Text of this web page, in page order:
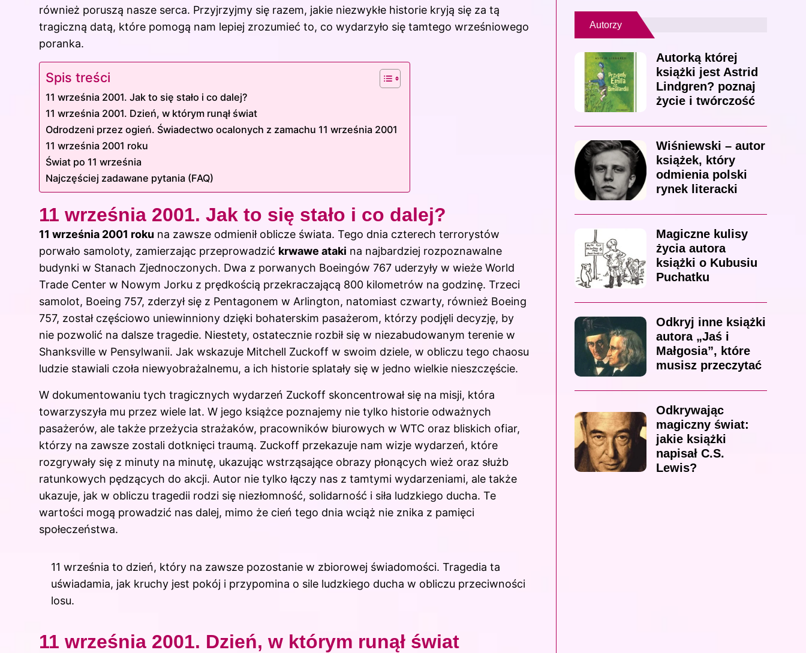
również poruszą nasze serca. Przyjrzyjmy się razem, jakie niezwykłe historie kryją się za tą
tragiczną datą, które pomogą nam lepiej zrozumieć to, co wydarzyło się tamtego wrześniowego
poranka.
Spis treści
11 września 2001. Jak to się stało i co dalej?
11 września 2001. Dzień, w którym runął świat
Odrodzeni przez ogień. Świadectwo ocalonych z zamachu 11 września 2001
11 września 2001 roku
Świat po 11 września
Najczęściej zadawane pytania (FAQ)
11 września 2001. Jak to się stało i co dalej?
11 września 2001 roku na zawsze odmienił oblicze świata. Tego dnia czterech terrorystów
porwało samoloty, zamierzając przeprowadzić krwawe ataki na najbardziej rozpoznawalne
budynki w Stanach Zjednoczonych. Dwa z porwanych Boeingów 767 uderzyły w wieże World
Trade Center w Nowym Jorku z prędkością przekraczającą 800 kilometrów na godzinę. Trzeci
samolot, Boeing 757, zderzył się z Pentagonem w Arlington, natomiast czwarty, również Boeing
757, został częściowo uniewinniony dzięki bohaterskim pasażerom, którzy podjęli decyzję, by
nie pozwolić na dalsze tragedie. Niestety, ostatecznie rozbił się w niezabudowanym terenie w
Shanksville w Pensylwanii. Jak wskazuje Mitchell Zuckoff w swoim dziele, w obliczu tego chaosu
ludzie stawiali czoła niewyobrażalnemu, a ich historie splatały się w jedno wielkie nieszczęście.
W dokumentowaniu tych tragicznych wydarzeń Zuckoff skoncentrował się na misji, która
towarzyszyła mu przez wiele lat. W jego książce poznajemy nie tylko historie odważnych
pasażerów, ale także przeżycia strażaków, pracowników biurowych w WTC oraz bliskich ofiar,
którzy na zawsze zostali dotknięci traumą. Zuckoff przekazuje nam wizje wydarzeń, które
rozgrywały się z minuty na minutę, ukazując wstrząsające obrazy płonących wież oraz służb
ratunkowych pędzących do akcji. Autor nie tylko łączy nas z tamtymi wydarzeniami, ale także
ukazuje, jak w obliczu tragedii rodzi się niezłomność, solidarność i siła ludzkiego ducha. Te
wartości mogą prowadzić nas dalej, mimo że cień tego dnia wciąż nie znika z pamięci
społeczeństwa.
11 września to dzień, który na zawsze pozostanie w zbiorowej świadomości. Tragedia ta
uświadamia, jak kruchy jest pokój i przypomina o sile ludzkiego ducha w obliczu przeciwności
losu.
11 września 2001. Dzień, w którym runął świat
Autorzy
Autorką której
książki jest Astrid
Lindgren? poznaj
życie i twórczość
Wiśniewski – autor
książek, który
odmienia polski
rynek literacki
Magiczne kulisy
życia autora
książki o Kubusiu
Puchatku
Odkryj inne książki
autora „Jaś i
Małgosia”, które
musisz przeczytać
Odkrywając
magiczny świat:
jakie książki
napisał C.S.
Lewis?